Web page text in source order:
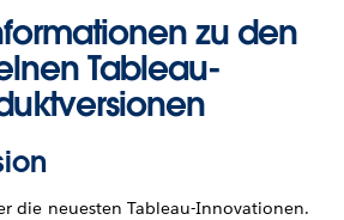
zu den
Tableau-
die neuesten Tableau-Innovationen.